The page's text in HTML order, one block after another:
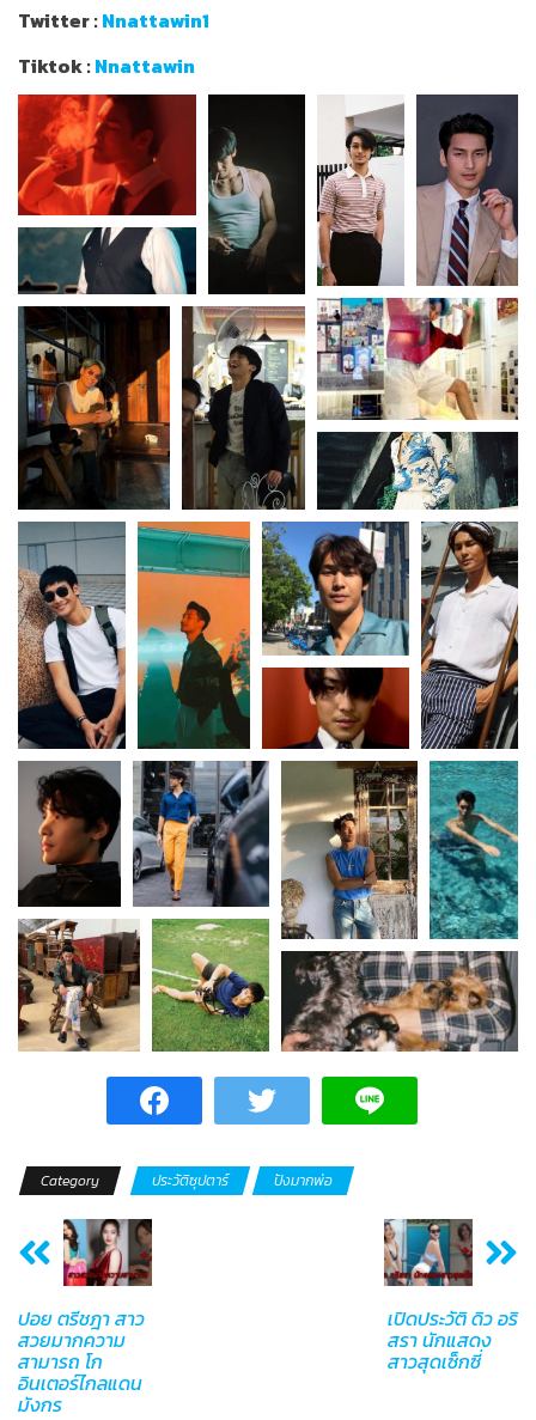
Twitter :Nnattawin1
Tiktok :Nnattawin
Category ประวัติซุปตาร์ ปังมากพ่อ
ปอย ตรีชฎา สาว
สวยมากความ
สามารถ โก
อินเตอร์ไกลแดน
มังกร
เปิดประวัติ ดิว อริ
สรา นักแสดง
สาวสุดเซ็กซี่